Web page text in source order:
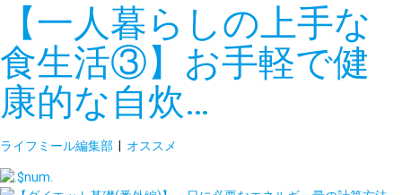
【一人暮らしの上手な
食生活③】お手軽で健
康的な自炊…
ライフミール編集部 | オススメ